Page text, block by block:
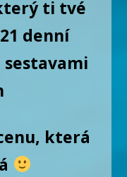
ti tvé
denní
sestavami
která